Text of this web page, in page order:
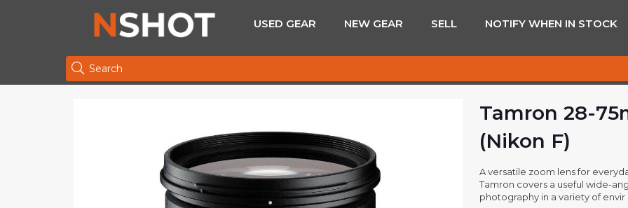
USED GEAR NEW GEAR SELL NOTIFY WHEN IN STOCK
Tamron 28-
(Nikon F)
A versatile zoom lens for
Tamron covers a useful wide-
photography in a variety of envir